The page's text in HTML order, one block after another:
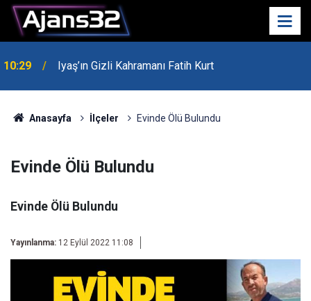
10:29 Iyaş’ın Gizli Kahramanı Fatih Kurt
00:52 Isparta'da Asker Eğlencesinde Kavga Çıktı
Anasayfa İlçeler Evinde Ölü Bulundu
Evinde Ölü Bulundu
Evinde Ölü Bulundu
Yayınlanma: 12 Eylül 2022 11:08